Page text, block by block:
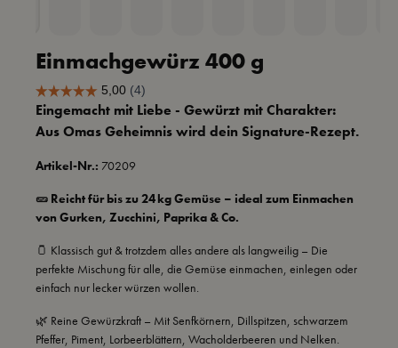
Einmachgewürz 400 g
Eingemacht mit Liebe - Gewürzt mit Charakter:
Aus Omas Geheimnis wird dein Signature-Rezept.
Artikel-Nr.: 70209
🥒 Reicht für bis zu 24 kg Gemüse – ideal zum Einmachen
von Gurken, Zucchini, Paprika & Co.
🫙 Klassisch gut & trotzdem alles andere als langweilig – Die
perfekte Mischung für alle, die Gemüse einmachen, einlegen oder
einfach nur lecker würzen wollen.
🌿 Reine Gewürzkraft – Mit Senfkörnern, Dillspitzen, schwarzem
Pfeffer, Piment, Lorbeerblättern, Wacholderbeeren und Nelken.